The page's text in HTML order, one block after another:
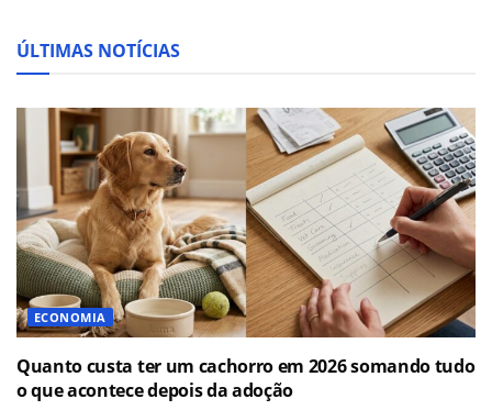
ÚLTIMAS NOTÍCIAS
ECONOMIA
Quanto custa ter um cachorro em 2026 somando tudo
o que acontece depois da adoção